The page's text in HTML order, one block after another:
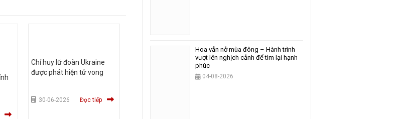
Chỉ huy lữ đoàn Ukraine
được phát hiện tử vong
30-06-2026 Đọc tiếp
Hoa vẫn nở mùa đông – Hành trình
vượt lên nghịch cảnh để tìm lại hạnh
phúc
04-08-2026